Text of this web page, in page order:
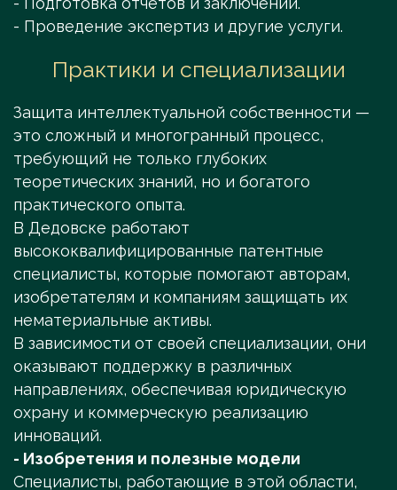
- Проведение экспертиз и другие услуги.
Практики и специализации
Защита интеллектуальной собственности —
это сложный и многогранный процесс,
требующий не только глубоких
теоретических знаний, но и богатого
практического опыта.
В Дедовске работают
высококвалифицированные патентные
специалисты, которые помогают авторам,
изобретателям и компаниям защищать их
нематериальные активы.
В зависимости от своей специализации, они
оказывают поддержку в различных
направлениях, обеспечивая юридическую
охрану и коммерческую реализацию
инноваций.
- Изобретения и полезные модели
Специалисты, работающие в этой области,